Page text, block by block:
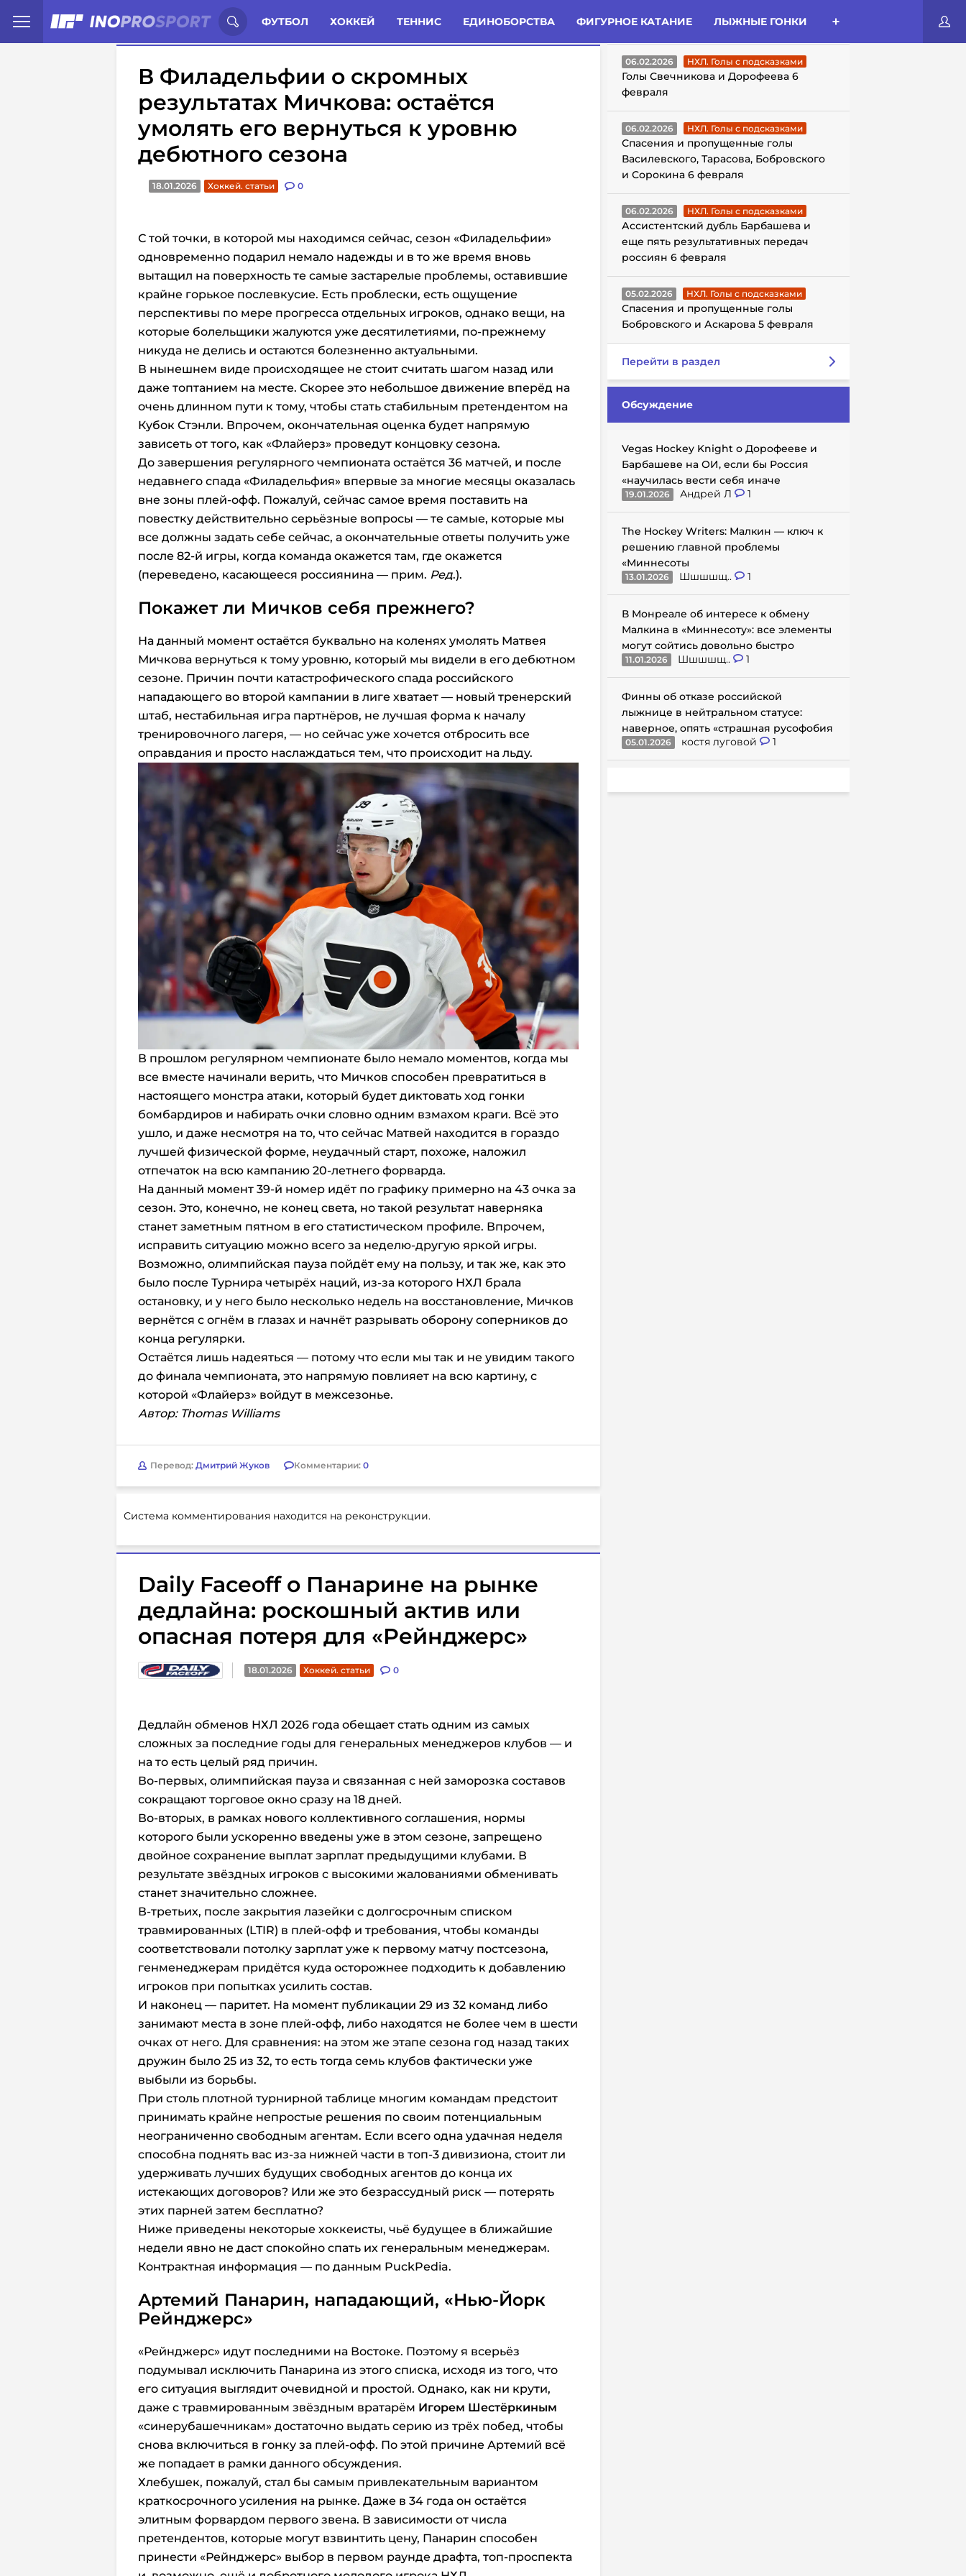
ФУТБОЛ ХОККЕЙ ТЕННИС ЕДИНОБОРСТВА ФИГУРНОЕ КАТАНИЕ ЛЫЖНЫЕ ГОНКИ
Иностранцы о спорте России: Статьи Комменты Новости
В Филадельфии о скромных
результатах Мичкова: остаётся
умолять его вернуться к уровню
дебютного сезона
18.01.2026 Хоккей. статьи 0
С той точки, в которой мы находимся сейчас, сезон «Филадельфии»
одновременно подарил немало надежды и в то же время вновь
вытащил на поверхность те самые застарелые проблемы, оставившие
крайне горькое послевкусие. Есть проблески, есть ощущение
перспективы по мере прогресса отдельных игроков, однако вещи, на
которые болельщики жалуются уже десятилетиями, по-прежнему
никуда не делись и остаются болезненно актуальными.
В нынешнем виде происходящее не стоит считать шагом назад или
даже топтанием на месте. Скорее это небольшое движение вперёд на
очень длинном пути к тому, чтобы стать стабильным претендентом на
Кубок Стэнли. Впрочем, окончательная оценка будет напрямую
зависеть от того, как «Флайерз» проведут концовку сезона.
До завершения регулярного чемпионата остаётся 36 матчей, и после
недавнего спада «Филадельфия» впервые за многие месяцы оказалась
вне зоны плей-офф. Пожалуй, сейчас самое время поставить на
повестку действительно серьёзные вопросы — те самые, которые мы
все должны задать себе сейчас, а окончательные ответы получить уже
после 82-й игры, когда команда окажется там, где окажется
(переведено, касающееся россиянина — прим. Ред.).
Покажет ли Мичков себя прежнего?
На данный момент остаётся буквально на коленях умолять Матвея
Мичкова вернуться к тому уровню, который мы видели в его дебютном
сезоне. Причин почти катастрофического спада российского
нападающего во второй кампании в лиге хватает — новый тренерский
штаб, нестабильная игра партнёров, не лучшая форма к началу
тренировочного лагеря, — но сейчас уже хочется отбросить все
оправдания и просто наслаждаться тем, что происходит на льду.
В прошлом регулярном чемпионате было немало моментов, когда мы
все вместе начинали верить, что Мичков способен превратиться в
настоящего монстра атаки, который будет диктовать ход гонки
бомбардиров и набирать очки словно одним взмахом краги. Всё это
ушло, и даже несмотря на то, что сейчас Матвей находится в гораздо
лучшей физической форме, неудачный старт, похоже, наложил
отпечаток на всю кампанию 20-летнего форварда.
На данный момент 39-й номер идёт по графику примерно на 43 очка за
сезон. Это, конечно, не конец света, но такой результат наверняка
станет заметным пятном в его статистическом профиле. Впрочем,
исправить ситуацию можно всего за неделю-другую яркой игры.
Возможно, олимпийская пауза пойдёт ему на пользу, и так же, как это
было после Турнира четырёх наций, из-за которого НХЛ брала
остановку, и у него было несколько недель на восстановление, Мичков
вернётся с огнём в глазах и начнёт разрывать оборону соперников до
конца регулярки.
Остаётся лишь надеяться — потому что если мы так и не увидим такого
до финала чемпионата, это напрямую повлияет на всю картину, с
которой «Флайерз» войдут в межсезонье.
Автор: Thomas Williams
Перевод: Дмитрий Жуков Комментарии: 0
Система комментирования находится на реконструкции.
Daily Faceoff о Панарине на рынке
дедлайна: роскошный актив или
опасная потеря для «Рейнджерс»
18.01.2026 Хоккей. статьи 0
Дедлайн обменов НХЛ 2026 года обещает стать одним из самых
сложных за последние годы для генеральных менеджеров клубов — и
на то есть целый ряд причин.
Во-первых, олимпийская пауза и связанная с ней заморозка составов
сокращают торговое окно сразу на 18 дней.
Во-вторых, в рамках нового коллективного соглашения, нормы
которого были ускоренно введены уже в этом сезоне, запрещено
двойное сохранение выплат зарплат предыдущими клубами. В
результате звёздных игроков с высокими жалованиями обменивать
станет значительно сложнее.
В-третьих, после закрытия лазейки с долгосрочным списком
травмированных (LTIR) в плей-офф и требования, чтобы команды
соответствовали потолку зарплат уже к первому матчу постсезона,
генменеджерам придётся куда осторожнее подходить к добавлению
игроков при попытках усилить состав.
И наконец — паритет. На момент публикации 29 из 32 команд либо
занимают места в зоне плей-офф, либо находятся не более чем в шести
очках от него. Для сравнения: на этом же этапе сезона год назад таких
дружин было 25 из 32, то есть тогда семь клубов фактически уже
выбыли из борьбы.
При столь плотной турнирной таблице многим командам предстоит
принимать крайне непростые решения по своим потенциальным
неограниченно свободным агентам. Если всего одна удачная неделя
способна поднять вас из-за нижней части в топ-3 дивизиона, стоит ли
удерживать лучших будущих свободных агентов до конца их
истекающих договоров? Или же это безрассудный риск — потерять
этих парней затем бесплатно?
Ниже приведены некоторые хоккеисты, чьё будущее в ближайшие
недели явно не даст спокойно спать их генеральным менеджерам.
Контрактная информация — по данным PuckPedia.
Артемий Панарин, нападающий, «Нью-Йорк
Рейнджерс»
«Рейнджерс» идут последними на Востоке. Поэтому я всерьёз
подумывал исключить Панарина из этого списка, исходя из того, что
его ситуация выглядит очевидной и простой. Однако, как ни крути,
даже с травмированным звёздным вратарём Игорем Шестёркиным
«синерубашечникам» достаточно выдать серию из трёх побед, чтобы
снова включиться в гонку за плей-офф. По этой причине Артемий всё
же попадает в рамки данного обсуждения.
Хлебушек, пожалуй, стал бы самым привлекательным вариантом
краткосрочного усиления на рынке. Даже в 34 года он остаётся
элитным форвардом первого звена. В зависимости от числа
претендентов, которые могут взвинтить цену, Панарин способен
принести «Рейнджерс» выбор в первом раунде драфта, топ-проспекта
ГОЛЫ С ПОДСКАЗКАМИ
06.02.2026 НХЛ. Голы с подсказками
Голы Свечникова и Дорофеева 6
февраля
06.02.2026 НХЛ. Голы с подсказками
Спасения и пропущенные голы
Василевского, Тарасова, Бобровского
и Сорокина 6 февраля
06.02.2026 НХЛ. Голы с подсказками
Ассистентский дубль Барбашева и
еще пять результативных передач
россиян 6 февраля
05.02.2026 НХЛ. Голы с подсказками
Спасения и пропущенные голы
Бобровского и Аскарова 5 февраля
Перейти в раздел
Обсуждение
Vegas Hockey Knight о Дорофееве и
Барбашеве на ОИ, если бы Россия
«научилась вести себя иначе
19.01.2026 Андрей Л 1
The Hockey Writers: Малкин — ключ к
решению главной проблемы
«Миннесоты
13.01.2026 Шшшшщ.. 1
В Монреале об интересе к обмену
Малкина в «Миннесоту»: все элементы
могут сойтись довольно быстро
11.01.2026 Шшшшщ.. 1
Финны об отказе российской
лыжнице в нейтральном статусе:
наверное, опять «страшная русофобия
05.01.2026 костя луговой 1